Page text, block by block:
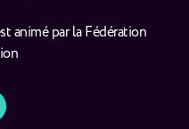
animé par la Fédération